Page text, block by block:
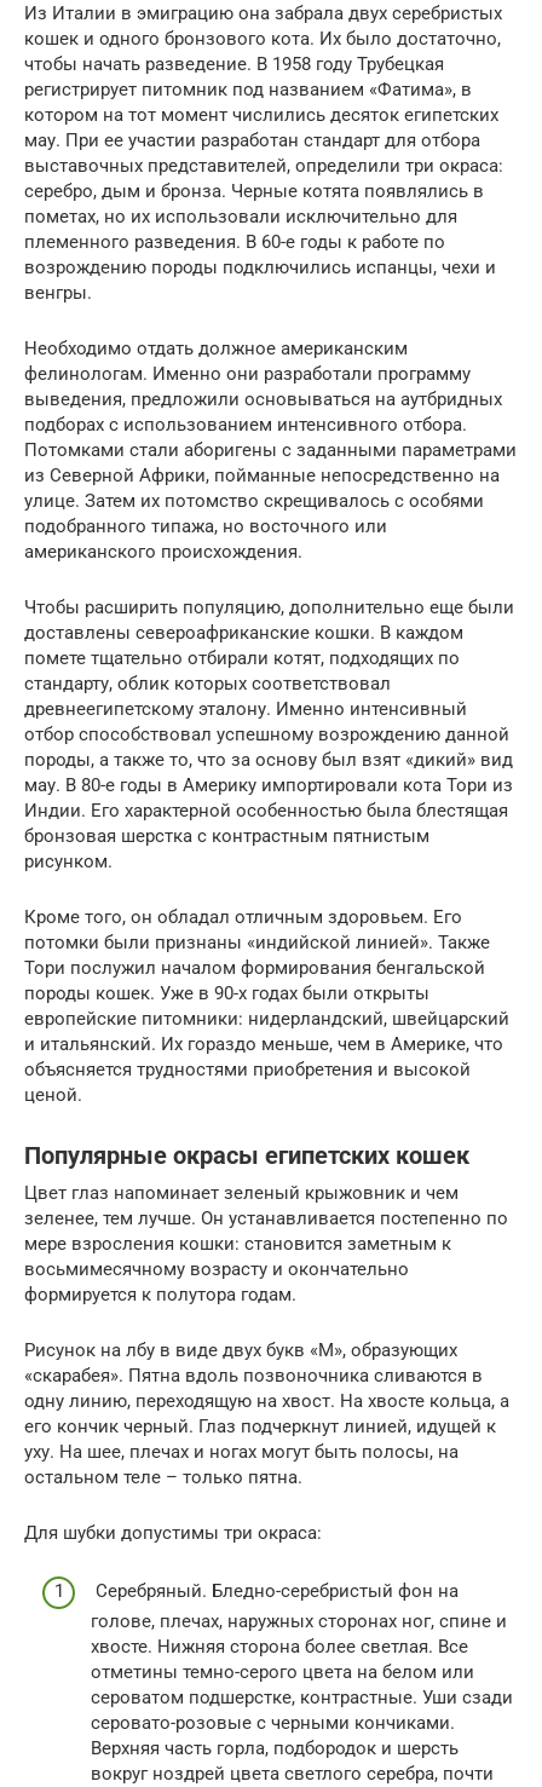
Из Италии в эмиграцию она забрала двух серебристых
кошек и одного бронзового кота. Их было достаточно,
чтобы начать разведение. В 1958 году Трубецкая
регистрирует питомник под названием «Фатима», в
котором на тот момент числились десяток египетских
мау. При ее участии разработан стандарт для отбора
выставочных представителей, определили три окраса:
серебро, дым и бронза. Черные котята появлялись в
пометах, но их использовали исключительно для
племенного разведения. В 60-е годы к работе по
возрождению породы подключились испанцы, чехи и
венгры.
Необходимо отдать должное американским
фелинологам. Именно они разработали программу
выведения, предложили основываться на аутбридных
подборах с использованием интенсивного отбора.
Потомками стали аборигены с заданными параметрами
из Северной Африки, пойманные непосредственно на
улице. Затем их потомство скрещивалось с особями
подобранного типажа, но восточного или
американского происхождения.
Чтобы расширить популяцию, дополнительно еще были
доставлены североафриканские кошки. В каждом
помете тщательно отбирали котят, подходящих по
стандарту, облик которых соответствовал
древнеегипетскому эталону. Именно интенсивный
отбор способствовал успешному возрождению данной
породы, а также то, что за основу был взят «дикий» вид
мау. В 80-е годы в Америку импортировали кота Тори из
Индии. Его характерной особенностью была блестящая
бронзовая шерстка с контрастным пятнистым
рисунком.
Кроме того, он обладал отличным здоровьем. Его
потомки были признаны «индийской линией». Также
Тори послужил началом формирования бенгальской
породы кошек. Уже в 90-х годах были открыты
европейские питомники: нидерландский, швейцарский
и итальянский. Их гораздо меньше, чем в Америке, что
объясняется трудностями приобретения и высокой
ценой.
Популярные окрасы египетских кошек
Цвет глаз напоминает зеленый крыжовник и чем
зеленее, тем лучше. Он устанавливается постепенно по
мере взросления кошки: становится заметным к
восьмимесячному возрасту и окончательно
формируется к полутора годам.
Рисунок на лбу в виде двух букв «М», образующих
«скарабея». Пятна вдоль позвоночника сливаются в
одну линию, переходящую на хвост. На хвосте кольца, а
его кончик черный. Глаз подчеркнут линией, идущей к
уху. На шее, плечах и ногах могут быть полосы, на
остальном теле – только пятна.
Для шубки допустимы три окраса:
Серебряный. Бледно-серебристый фон на
голове, плечах, наружных сторонах ног, спине и
хвосте. Нижняя сторона более светлая. Все
отметины темно-серого цвета на белом или
сероватом подшерстке, контрастные. Уши сзади
серовато-розовые с черными кончиками.
Верхняя часть горла, подбородок и шерсть
вокруг ноздрей цвета светлого серебра, почти